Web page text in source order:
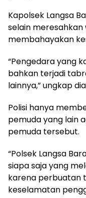
Kapolsek Langsa
selain
membahayakan
“Pengedara yang
bahkan terjadi
lainnya,” ungkap
Polisi hanya
pemuda yang lain
pemuda tersebut.
“Polsek Langsa
siapa saja yang
karena perbuatan
keselamatan